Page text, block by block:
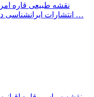
نقشه طبیعی قاره
انتشارات ایرانشناسی در مقیاس 1:8.800.000 در اندازه 100*70 …